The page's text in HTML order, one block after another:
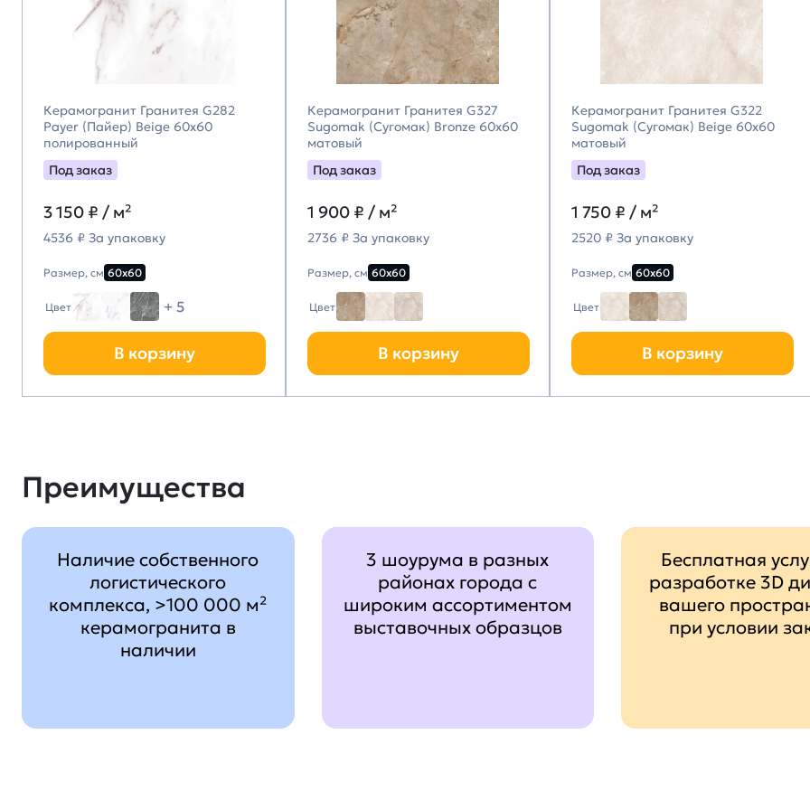
Керамогранит Гранитея G282
Payer (Пайер) Beige 60х60
полированный
Под заказ
3 150 ₽ / м²
4536 ₽ За упаковку
Размер, см 60х60
Цвет + 5
В корзину
Керамогранит Гранитея G327
Sugomak (Сугомак) Bronze 60х60
матовый
Под заказ
1 900 ₽ / м²
2736 ₽ За упаковку
Размер, см 60х60
Цвет
В корзину
Керамогранит Гранитея G322
Sugomak (Сугомак) Beige 60х60
матовый
Под заказ
1 750 ₽ / м²
2520 ₽ За упаковку
Размер, см 60х60
Цвет
В корзину
Преимущества
Наличие собственного
логистического
комплекса, >100 000 м²
керамогранита в
наличии
3 шоурума в разных
районах города с
широким ассортиментом
выставочных образцов
Бесплатная
разработке 3D
вашего
при условии